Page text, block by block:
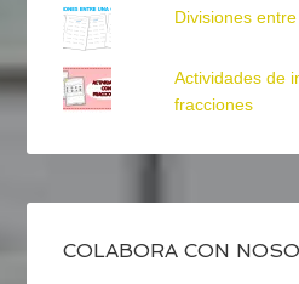
Divisiones
Actividades de
fracciones
COLABORA CON